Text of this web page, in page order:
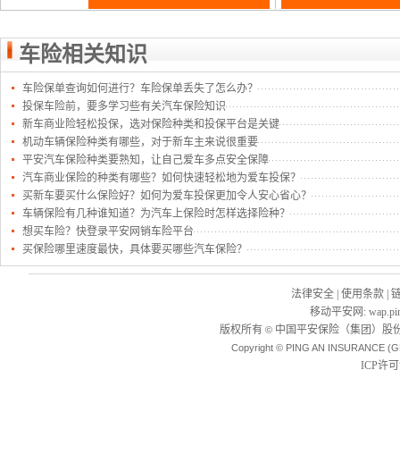
车险相关知识
车险保单查询如何进行？车险保单丢失了怎么办？
投保车险前，要多学习些有关汽车保险知识
新车商业险轻松投保，选对保险种类和投保平台是关键
机动车辆保险种类有哪些，对于新车主来说很重要
平安汽车保险种类要熟知，让自己爱车多点安全保障
汽车商业保险的种类有哪些？如何快速轻松地为爱车投保？
买新车要买什么保险好？如何为爱车投保更加令人安心省心？
车辆保险有几种谁知道？为汽车上保险时怎样选择险种？
想买车险？快登录平安网销车险平台
买保险哪里速度最快，具体要买哪些汽车保险？
法律安全 使用条款
移动平安网 :
版权所有 ©中国平安保险（集团）股
Copyright © PING AN INSURANCE
ICP许